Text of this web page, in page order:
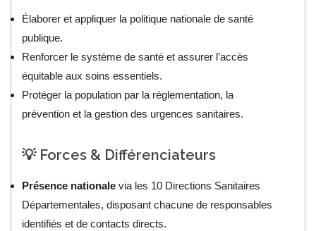
Élaborer et appliquer la politique nationale de santé
publique.
Renforcer le système de santé et assurer l’accès
équitable aux soins essentiels.
Protéger la population par la réglementation, la
prévention et la gestion des urgences sanitaires.
💡 Forces & Différenciateurs
Présence nationale via les 10 Directions Sanitaires
Départementales, disposant chacune de responsables
identifiés et de contacts directs.